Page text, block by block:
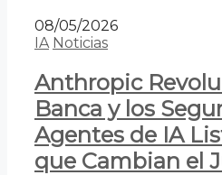
08/05/2026
IA Noticias
Anthropic
Banca y los
Agentes de IA
que Cambian el